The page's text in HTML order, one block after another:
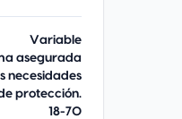
Variable
asegurada
necesidades
protección.
18-70